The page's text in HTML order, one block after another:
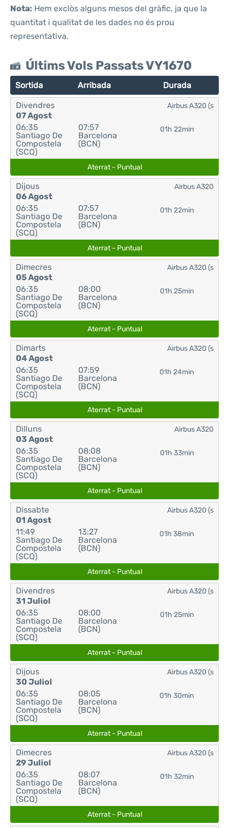
Nota: Hem exclòs alguns mesos del gràfic, ja que la
quantitat i qualitat de les dades no és prou
representativa.
Últims Vols Passats VY1670
Sortida Arribada Durada
Divendres
07 Agost
06:35
Santiago De
Compostela
(SCQ)
07:57
Barcelona
(BCN)
01h 22min
Airbus A320 (s
Aterrat - Puntual
Dijous
06 Agost
06:35
Santiago De
Compostela
(SCQ)
07:57
Barcelona
(BCN)
01h 22min
Airbus A320
Aterrat - Puntual
Dimecres
05 Agost
06:35
Santiago De
Compostela
(SCQ)
08:00
Barcelona
(BCN)
01h 25min
Airbus A320 (s
Aterrat - Puntual
Dimarts
04 Agost
06:35
Santiago De
Compostela
(SCQ)
07:59
Barcelona
(BCN)
01h 24min
Airbus A320 (s
Aterrat - Puntual
Dilluns
03 Agost
06:35
Santiago De
Compostela
(SCQ)
08:08
Barcelona
(BCN)
01h 33min
Airbus A320
Aterrat - Puntual
Dissabte
01 Agost
11:49
Santiago De
Compostela
(SCQ)
13:27
Barcelona
(BCN)
01h 38min
Airbus A320 (s
Aterrat - Puntual
Divendres
31 Juliol
06:35
Santiago De
Compostela
(SCQ)
08:00
Barcelona
(BCN)
01h 25min
Airbus A320 (s
Aterrat - Puntual
Dijous
30 Juliol
06:35
Santiago De
Compostela
(SCQ)
08:05
Barcelona
(BCN)
01h 30min
Airbus A320 (s
Aterrat - Puntual
Dimecres
29 Juliol
06:35
Santiago De
Compostela
(SCQ)
08:07
Barcelona
(BCN)
01h 32min
Airbus A320 (s
Aterrat - Puntual